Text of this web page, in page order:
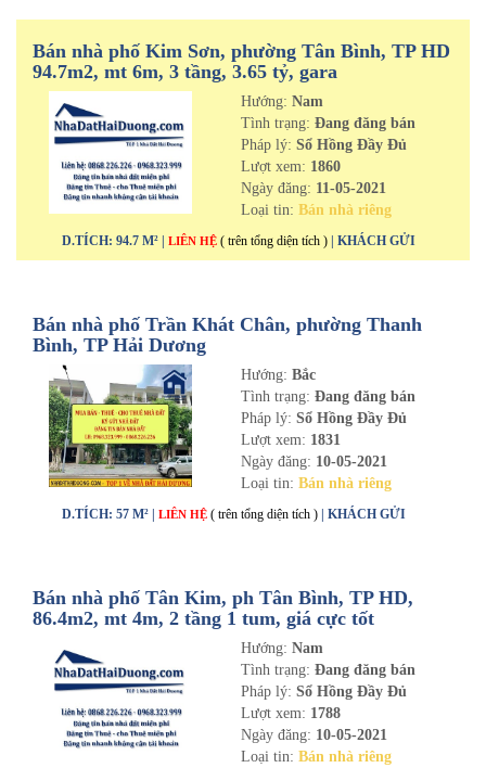
Bán nhà phố Kim Sơn, phường Tân Bình, TP HD
94.7m2, mt 6m, 3 tầng, 3.65 tỷ, gara
Hướng: Nam
Tình trạng: Đang đăng bán
Pháp lý: Sổ Hồng Đầy Đủ
Lượt xem: 1860
Ngày đăng: 11-05-2021
Loại tin: Bán nhà riêng
D.TÍCH: 94.7 M² | LIÊN HỆ ( trên tổng diện tích ) | KHÁCH GỬI
Bán nhà phố Trần Khát Chân, phường Thanh
Bình, TP Hải Dương
Hướng: Bắc
Tình trạng: Đang đăng bán
Pháp lý: Sổ Hồng Đầy Đủ
Lượt xem: 1831
Ngày đăng: 10-05-2021
Loại tin: Bán nhà riêng
D.TÍCH: 57 M² | LIÊN HỆ ( trên tổng diện tích ) | KHÁCH GỬI
Bán nhà phố Tân Kim, ph Tân Bình, TP HD,
86.4m2, mt 4m, 2 tầng 1 tum, giá cực tốt
Hướng: Nam
Tình trạng: Đang đăng bán
Pháp lý: Sổ Hồng Đầy Đủ
Lượt xem: 1788
Ngày đăng: 10-05-2021
Loại tin: Bán nhà riêng